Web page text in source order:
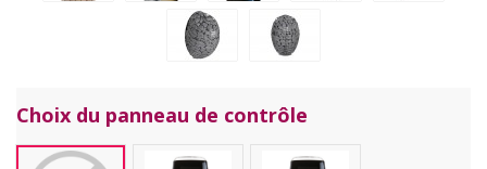
Choix du panneau de contrôle